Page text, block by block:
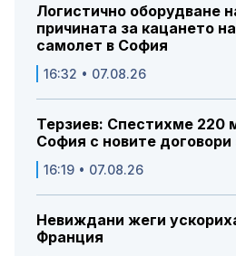
Логистично оборудване
причината за кацането
самолет в София
16:32 • 07.08.26
Терзиев: Спестихме 220
София с новите
16:19 • 07.08.26
Невиждани жеги
Франция